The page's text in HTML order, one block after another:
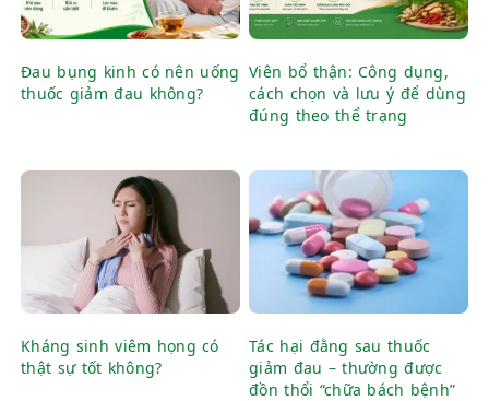
Đau bụng kinh có nên uống
thuốc giảm đau không?
Viên bổ thận: Công dụng,
cách chọn và lưu ý để dùng
đúng theo thể trạng
Kháng sinh viêm họng có
thật sự tốt không?
Tác hại đằng sau thuốc
giảm đau – thường được
đồn thổi “chữa bách bệnh”